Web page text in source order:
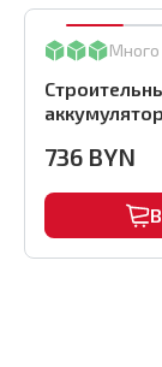
Много
736 BYN